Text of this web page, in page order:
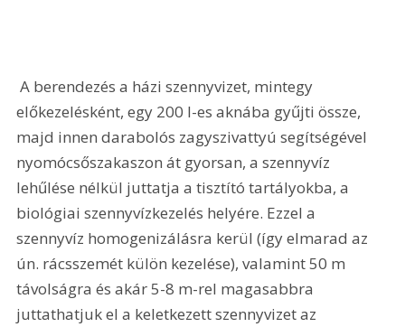
A berendezés a házi szennyvizet, mintegy
előkezelésként, egy 200 l-es aknába gyűjti össze,
majd innen darabolós zagyszivattyú segítségével
nyomócsőszakaszon át gyorsan, a szennyvíz
lehűlése nélkül juttatja a tisztító tartályokba, a
biológiai szennyvízkezelés helyére. Ezzel a
szennyvíz homogenizálásra kerül (így elmarad az
ún. rácsszemét külön kezelése), valamint 50 m
távolságra és akár 5-8 m-rel magasabbra
juttathatjuk el a keletkezett szennyvizet az